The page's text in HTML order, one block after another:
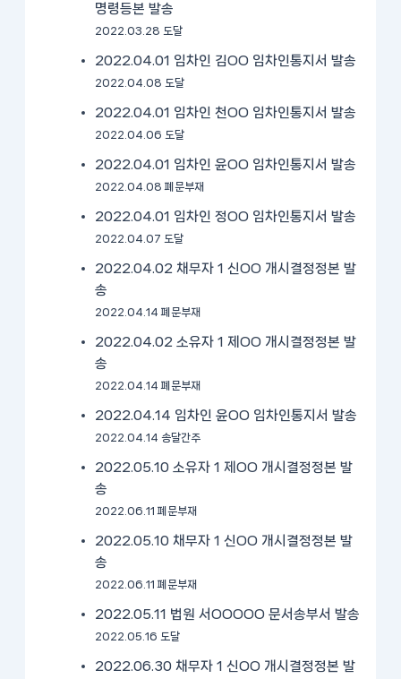
명령등본 발송
2022.03.28 도달
2022.04.01 임차인 김OO 임차인통지서 발송
2022.04.08 도달
2022.04.01 임차인 천OO 임차인통지서 발송
2022.04.06 도달
2022.04.01 임차인 윤OO 임차인통지서 발송
2022.04.08 폐문부재
2022.04.01 임차인 정OO 임차인통지서 발송
2022.04.07 도달
2022.04.02 채무자 1 신OO 개시결정정본 발
송
2022.04.14 폐문부재
2022.04.02 소유자 1 제OO 개시결정정본 발
송
2022.04.14 폐문부재
2022.04.14 임차인 윤OO 임차인통지서 발송
2022.04.14 송달간주
2022.05.10 소유자 1 제OO 개시결정정본 발
송
2022.06.11 폐문부재
2022.05.10 채무자 1 신OO 개시결정정본 발
송
2022.06.11 폐문부재
2022.05.11 법원 서OOOOO 문서송부서 발송
2022.05.16 도달
2022.06.30 채무자 1 신OO 개시결정정본 발